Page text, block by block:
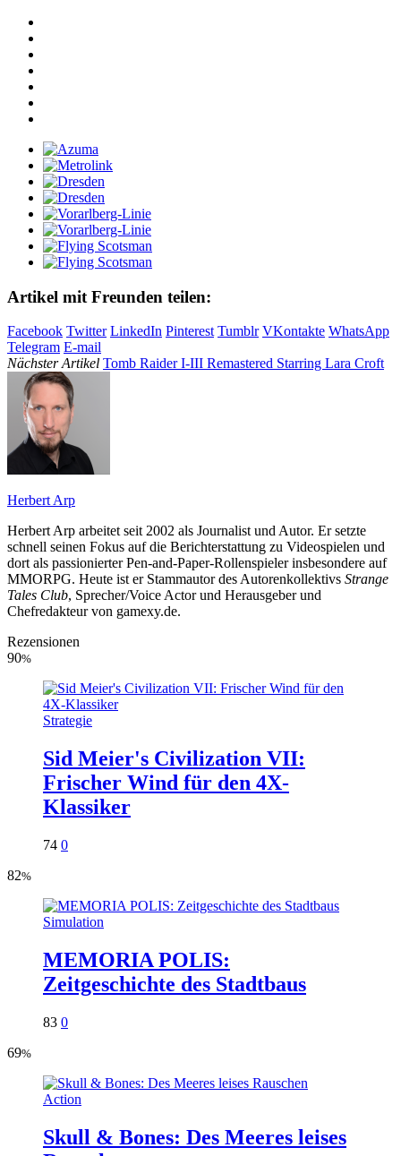
Artikel mit Freunden teilen:
Facebook Twitter LinkedIn Pinterest Tumblr VKontakte WhatsApp
Telegram E-mail
Nächster Artikel Tomb Raider I-III Remastered Starring Lara Croft
Herbert Arp
Herbert Arp arbeitet seit 2002 als Journalist und Autor. Er setzte
schnell seinen Fokus auf die Berichterstattung zu Videospielen und
dort als passionierter Pen-and-Paper-Rollenspieler insbesondere auf
MMORPG. Heute ist er Stammautor des Autorenkollektivs Strange
Tales Club, Sprecher/Voice Actor und Herausgeber und
Chefredakteur von gamexy.de.
Rezensionen
90%
Strategie
Sid Meier's Civilization VII:
Frischer Wind für den 4X-
Klassiker
74 0
82%
Simulation
MEMORIA POLIS:
Zeitgeschichte des Stadtbaus
83 0
69%
Action
Skull & Bones: Des Meeres leises